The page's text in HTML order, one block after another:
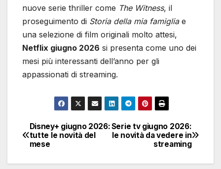
nuove serie thriller come The Witness, il
proseguimento di Storia della mia famigliae
una selezione di film originali molto attesi,
Netflix giugno 2026 si presenta come uno dei
mesi più interessanti dell’anno per gli
appassionati di streaming.
Navigazione
articoli
Serie tv giugno 2026:
le novità da vedere in
streaming
Disney+ giugno 2026:
tutte le novità del
mese